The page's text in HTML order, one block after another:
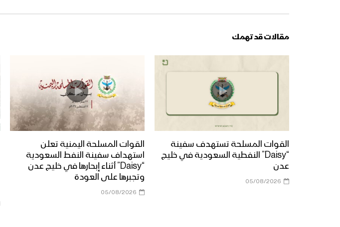
مقالات قد تهمك
القوات المسلحة تستهدف سفينة
“Daisy” النفطية السعودية في خليج
عدن
05/08/2026
القوات المسلحة اليمنية تعلن
استهداف سفينة النفط السعودية
“Daisy” أثناء إبحارها في خليج عدن
وتجبرها على العودة
05/08/2026